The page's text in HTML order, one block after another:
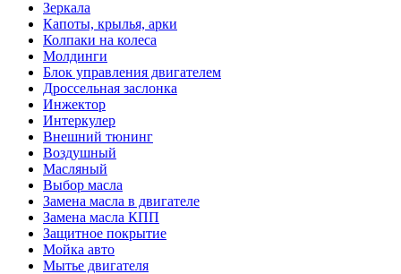
Зеркала
Капоты, крылья, арки
Колпаки на колеса
Молдинги
Блок управления двигателем
Дроссельная заслонка
Инжектор
Интеркулер
Внешний тюнинг
Воздушный
Масляный
Выбор масла
Замена масла в двигателе
Замена масла КПП
Защитное покрытие
Мойка авто
Мытье двигателя